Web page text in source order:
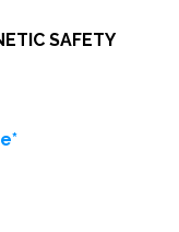
SAFETY